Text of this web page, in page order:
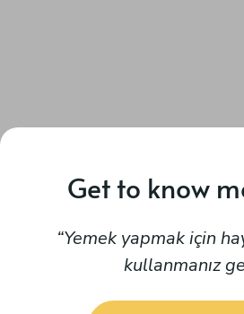
Get to know
Yemek yapmak için
kullanmanız